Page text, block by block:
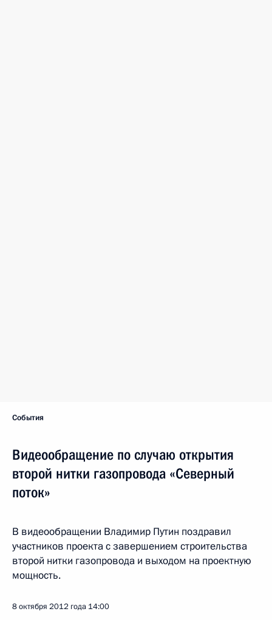
События
Видеообращение по случаю открытия
второй нитки газопровода «Северный
поток»
В видеообращении Владимир Путин поздравил
участников проекта с завершением строительства
второй нитки газопровода и выходом на проектную
мощность.
8 октября 2012 года 14:00